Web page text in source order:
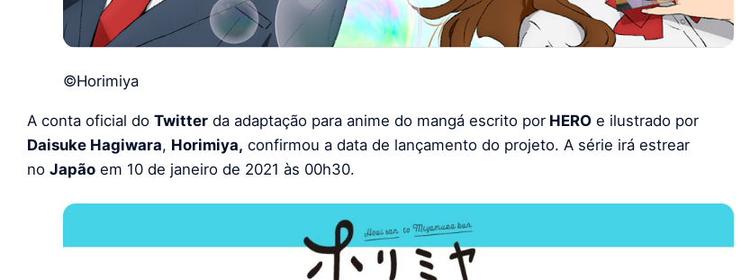
©Horimiya
A conta oficial do Twitter da adaptação para anime do mangá escrito por HERO e ilustrado por
Daisuke Hagiwara, Horimiya, confirmou a data de lançamento do projeto. A série irá estrear
no Japão em 10 de janeiro de 2021 às 00h30.